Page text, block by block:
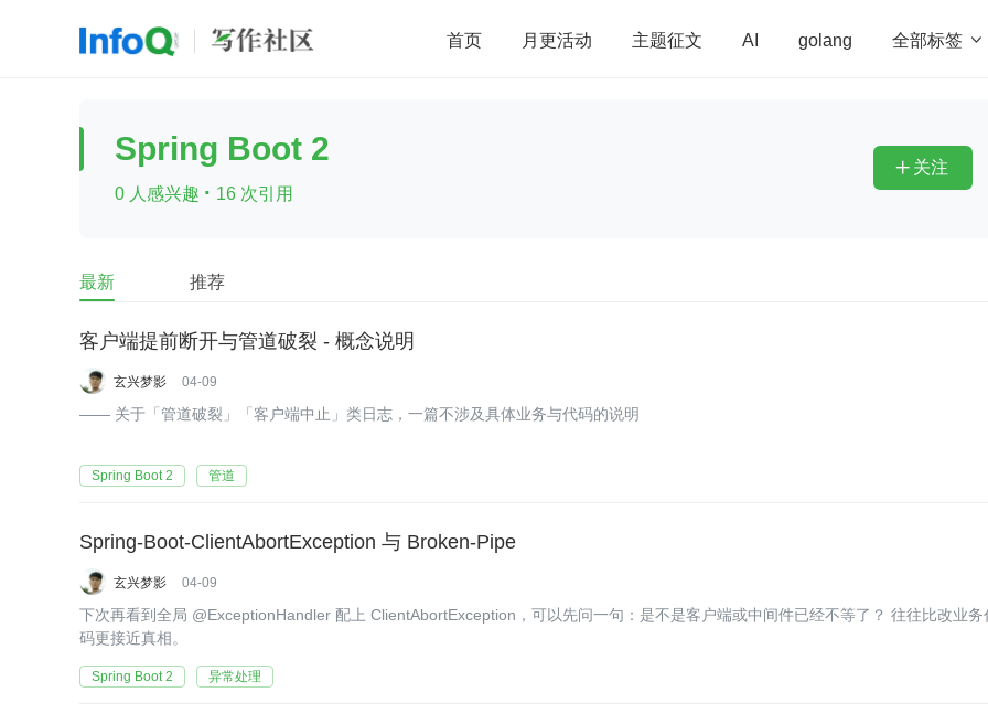
首页 月更活动 主题征文 AI golang 全部标签 
前端 AI 大数据 redis
查看更多
Spring Boot 2
0 人感兴趣 · 16 次引用
 关注
最新 推荐
客户端提前断开与管道破裂 - 概念说明
玄兴梦影 04-09
—— 关于「管道破裂」「客户端中止」类日志，一篇不涉及具体业务与代码的说明
Spring Boot 2 管道
Spring-Boot-ClientAbortException 与 Broken-Pipe
玄兴梦影 04-09
下次再看到全局 @ExceptionHandler 配上 ClientAbortException，可以先问一句：是不是客户端或中间件已经不等了？ 往往比改业务
码更接近真相。
Spring Boot 2 异常处理